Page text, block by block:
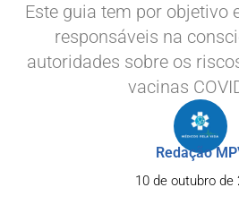
Este guia tem por objetivo
responsáveis na
autoridades sobre os
vacinas
Redação
10 de outubro de